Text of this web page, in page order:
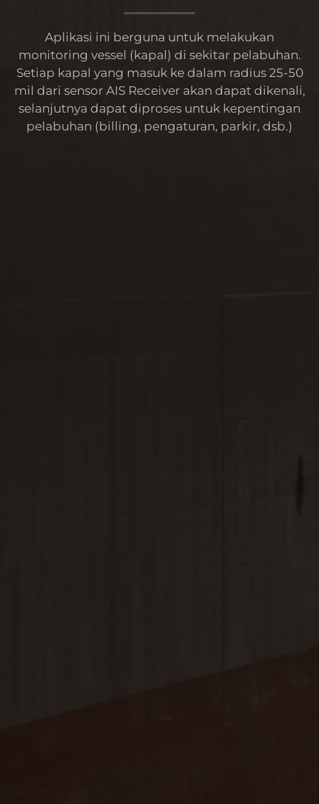
Aplikasi ini berguna untuk melakukan
monitoring vessel (kapal) di sekitar pelabuhan.
Setiap kapal yang masuk ke dalam radius 25-50
mil dari sensor AIS Receiver akan dapat dikenali,
selanjutnya dapat diproses untuk kepentingan
pelabuhan (billing, pengaturan, parkir, dsb.)